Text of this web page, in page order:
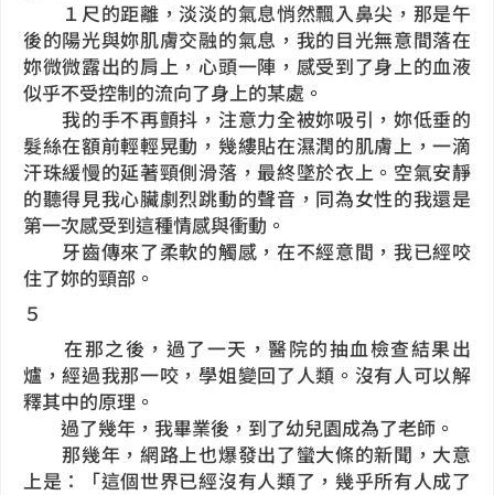
１尺的距離，淡淡的氣息悄然飄入鼻尖，那是午
後的陽光與妳肌膚交融的氣息，我的目光無意間落在
妳微微露出的肩上，心頭一陣，感受到了身上的血液
似乎不受控制的流向了身上的某處。
我的手不再顫抖，注意力全被妳吸引，妳低垂的
髮絲在額前輕輕晃動，幾縷貼在濕潤的肌膚上，一滴
汗珠緩慢的延著頸側滑落，最終墜於衣上。空氣安靜
的聽得見我心臟劇烈跳動的聲音，同為女性的我還是
第一次感受到這種情感與衝動。
牙齒傳來了柔軟的觸感，在不經意間，我已經咬
住了妳的頸部。
５
在那之後，過了一天，醫院的抽血檢查結果出
爐，經過我那一咬，學姐變回了人類。 沒有人可以解
釋其中的原理。
過了幾年，我畢業後，到了幼兒園成為了老師。
那幾年，網路上也爆發出了蠻大條的新聞，大意
上是：「這個世界已經沒有人類了，幾乎所有人成了